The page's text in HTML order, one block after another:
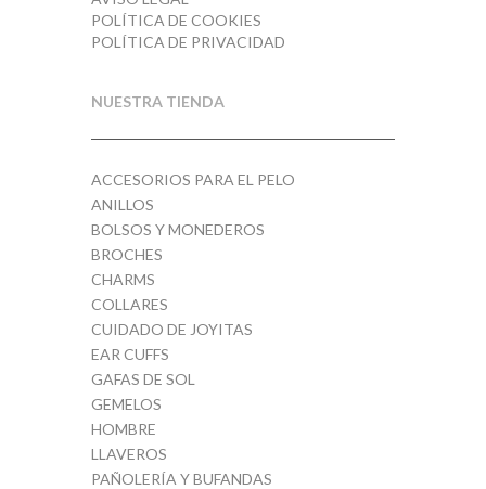
POLÍTICA DE COOKIES
POLÍTICA DE PRIVACIDAD
NUESTRA TIENDA
ACCESORIOS PARA EL PELO
ANILLOS
BOLSOS Y MONEDEROS
BROCHES
CHARMS
COLLARES
CUIDADO DE JOYITAS
EAR CUFFS
GAFAS DE SOL
GEMELOS
HOMBRE
LLAVEROS
PAÑOLERÍA Y BUFANDAS